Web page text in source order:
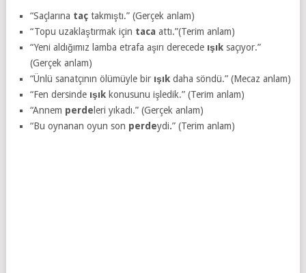
“Saçlarına taç takmıştı.” (Gerçek anlam)
“Topu uzaklaştırmak için taca attı.”(Terim anlam)
“Yeni aldığımız lamba etrafa aşırı derecede ışık saçıyor.”
(Gerçek anlam)
“Ünlü sanatçının ölümüyle bir ışık daha söndü.” (Mecaz anlam)
“Fen dersinde ışık konusunu işledik.” (Terim anlam)
“Annem perde leri yıkadı.” (Gerçek anlam)
“Bu oynanan oyun son perdeydi.” (Terim anlam)